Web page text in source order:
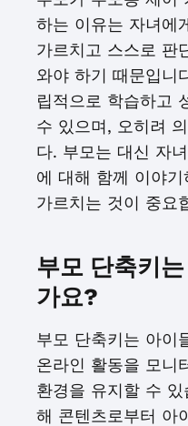
하는 이유는 자녀에
가르치고 스스로 판
와야 하기 때문입니
립적으로 학습하고
수 있으며, 오히려
다. 부모는 대신 자
에 대해 함께 이야
가르치는 것이 중요
부모 단축키
가요?
부모 단축키는 아이
온라인 활동을 모니
환경을 유지할 수
해 콘텐츠로부터 아